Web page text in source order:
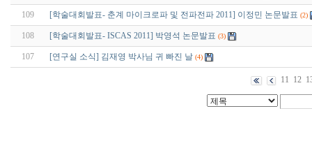
109 [학술대회발표- 춘계 마이크로파 및 전파전파 2011] 이정민 논문발표 (2)
108 [학술대회발표- ISCAS 2011] 박영석 논문발표 (3)
107 [연구실 소식] 김재영 박사님 귀 빠진 날 (4)
11 12